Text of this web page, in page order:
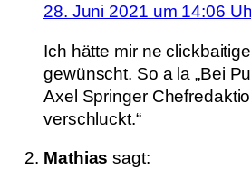
28. Juni 2021 um 14:06
Ich hätte mir ne
gewünscht. So a la „Bei
Axel Springer
verschluckt.“
Mathias sagt: